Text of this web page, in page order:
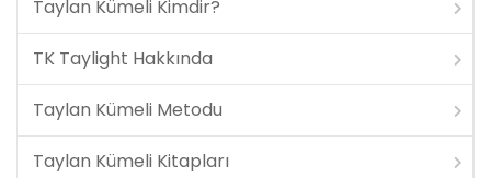
Taylan Kümeli Kimdir?
TK Taylight Hakkında
Taylan Kümeli Metodu
Taylan Kümeli Kitapları